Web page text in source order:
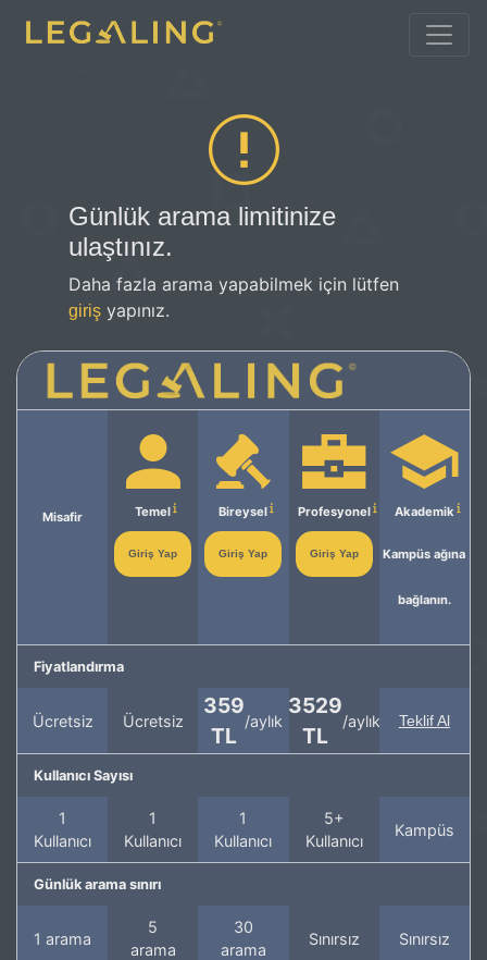
Günlük arama limitinize
ulaştınız.
Daha fazla arama yapabilmek için lütfen
giriş yapınız.
Misafir Temel
Giriş Yap
Bireysel
Giriş Yap
Profesyonel
Giriş Yap
Akademik
Kampüs ağına
bağlanın.
Fiyatlandırma
Ücretsiz Ücretsiz
359
TL
/aylık
3529
TL
/aylık Teklif Al
Kullanıcı Sayısı
1
Kullanıcı
1
Kullanıcı
1
Kullanıcı
5+
Kullanıcı
Kampüs
Günlük arama sınırı
1 arama
5
arama
30
arama
Sınırsız Sınırsız